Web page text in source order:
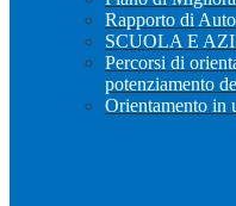
Rapporto di
SCUOLA E
Percorsi di
potenziamento
Orientamento in